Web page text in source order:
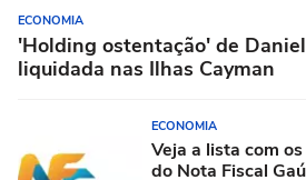
ECONOMIA
'Holding ostentação' de
liquidada nas Ilhas Cayman
ECONOMIA
Veja a lista com
do Nota Fiscal